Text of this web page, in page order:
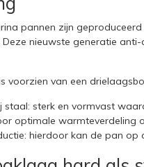
pannen zijn
nieuwste generatie
voorzien van een
staal: sterk en vormvast
optimale warmteverdeling
hierdoor kan de pan op